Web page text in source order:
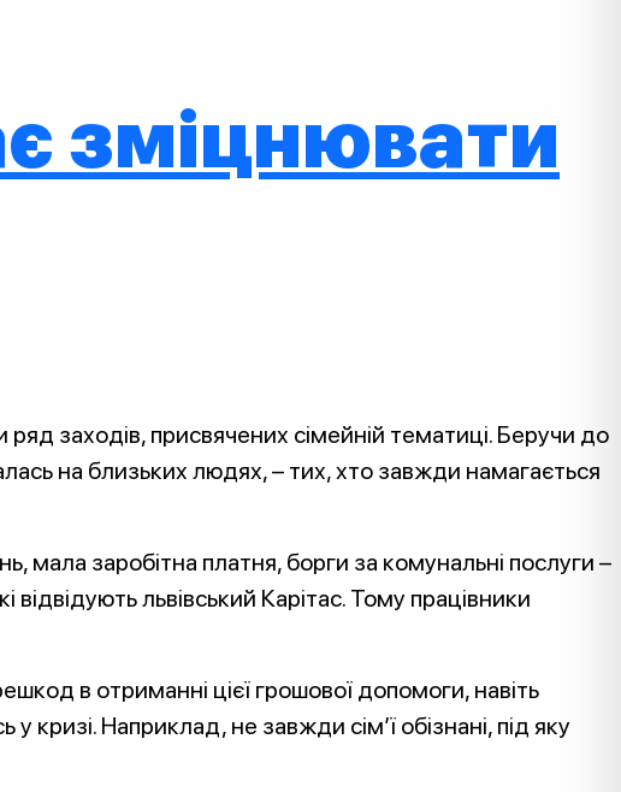
зміцнювати
заходів, присвячених сімейній тематиці. Беручи до
на близьких людях, – тих, хто завжди намагається
мала заробітна платня, борги за комунальні послуги –
відвідують львівський Карітас. Тому працівники
в отриманні цієї грошової допомоги, навіть
Наприклад, не завжди сім’ї обізнані, під яку